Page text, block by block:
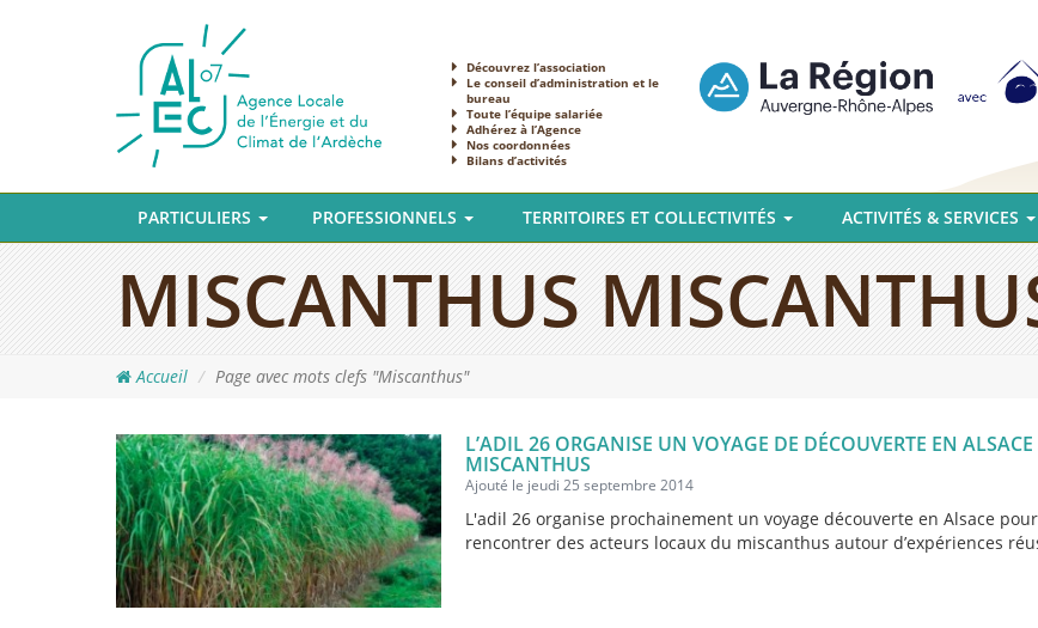
Découvrez l’association
Le conseil d’administration et le
bureau
Toute l’équipe salariée
Adhérez à l’Agence
Nos coordonnées
Bilans d’activités
PARTICULIERS PROFESSIONNELS TERRITOIRES ET COLLECTIVITÉS ACTIVITÉS & SERVICES
MISCANTHUS
Accueil Page avec mots clefs "Miscanthus"
L’ADIL 26 ORGANISE UN VOYAGE DE DÉCOUVERTE EN ALSACE
MISCANTHUS
Ajouté le jeudi 25 septembre 2014
L'adil 26 organise prochainement un voyage découverte en Alsace
rencontrer des acteurs locaux du miscanthus autour d’expériences